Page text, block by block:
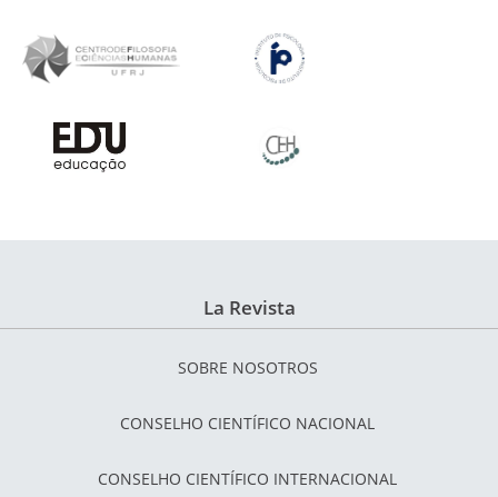
La Revista
SOBRE NOSOTROS
CONSELHO CIENTÍFICO NACIONAL
CONSELHO CIENTÍFICO INTERNACIONAL